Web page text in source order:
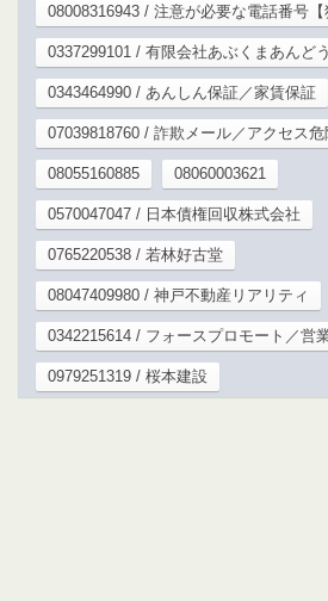
08008316943 / 注意が必要な電話番号【
0337299101 / 有限会社あぶくまあんどう
0343464990 / あんしん保証／家賃保証
07039818760 / 詐欺メール／アクセス危
08055160885 08060003621
0570047047 / 日本債権回収株式会社
0765220538 / 若林好古堂
08047409980 / 神戸不動産リアリティ
0342215614 / フォースプロモート／営
0979251319 / 桜本建設